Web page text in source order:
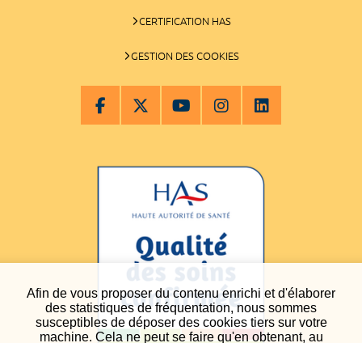
Afin de vous proposer du contenu enrichi et d'élaborer
des statistiques de fréquentation, nous sommes
susceptibles de déposer des cookies tiers sur votre
machine. Cela ne peut se faire qu'en obtenant, au
CERTIFICATION HAS
GESTION DES COOKIES